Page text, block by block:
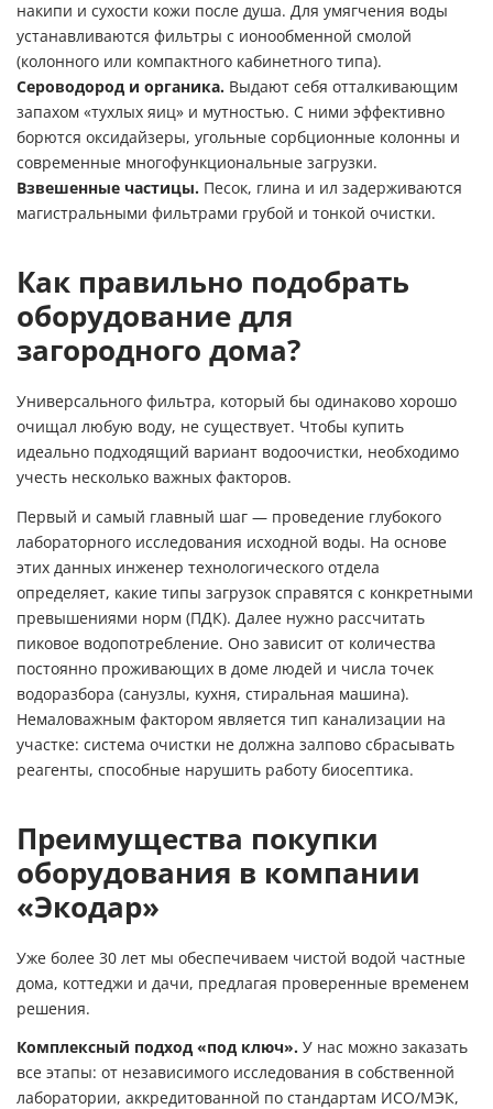
накипи и сухости кожи после душа. Для умягчения воды
устанавливаются фильтры с ионообменной смолой
(колонного или компактного кабинетного типа).
Сероводород и органика. Выдают себя отталкивающим
запахом «тухлых яиц» и мутностью. С ними эффективно
борются оксидайзеры, угольные сорбционные колонны и
современные многофункциональные загрузки.
Взвешенные частицы. Песок, глина и ил задерживаются
магистральными фильтрами грубой и тонкой очистки.
Как правильно подобрать
оборудование для
загородного дома?
Универсального фильтра, который бы одинаково хорошо
очищал любую воду, не существует. Чтобы купить
идеально подходящий вариант водоочистки, необходимо
учесть несколько важных факторов.
Первый и самый главный шаг — проведение глубокого
лабораторного исследования исходной воды. На основе
этих данных инженер технологического отдела
определяет, какие типы загрузок справятся с конкретными
превышениями норм (ПДК). Далее нужно рассчитать
пиковое водопотребление. Оно зависит от количества
постоянно проживающих в доме людей и числа точек
водоразбора (санузлы, кухня, стиральная машина).
Немаловажным фактором является тип канализации на
участке: система очистки не должна залпово сбрасывать
реагенты, способные нарушить работу биосептика.
Преимущества покупки
оборудования в компании
«Экодар»
Уже более 30 лет мы обеспечиваем чистой водой частные
дома, коттеджи и дачи, предлагая проверенные временем
решения.
Комплексный подход «под ключ». У нас можно заказать
все этапы: от независимого исследования в собственной
лаборатории, аккредитованной по стандартам ИСО/МЭК,